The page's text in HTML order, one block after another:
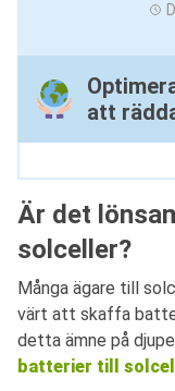
att
Är det
solceller?
Många ägare till
värt att skaffa
detta ämne på
batterier till